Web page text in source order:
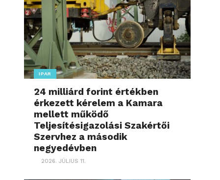
IPAR
24 milliárd forint értékben
érkezett kérelem a Kamara
mellett működő
Teljesítésigazolási Szakértői
Szervhez a második
negyedévben
2026. JÚLIUS 11.